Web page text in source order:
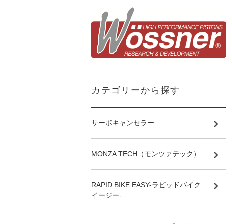
カテゴリーから探す
サーボキャンセラー
MONZA TECH（モンツァテック）
RAPID BIKE EASY-ラピッドバイク
イージー-